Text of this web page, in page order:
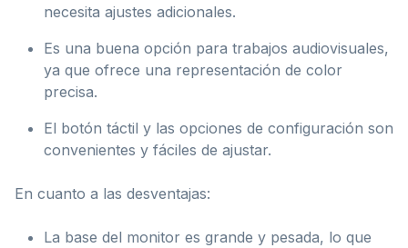
necesita ajustes adicionales.
Es una buena opción para trabajos audiovisuales,
ya que ofrece una representación de color
precisa.
El botón táctil y las opciones de configuración son
convenientes y fáciles de ajustar.
En cuanto a las desventajas:
La base del monitor es grande y pesada, lo que